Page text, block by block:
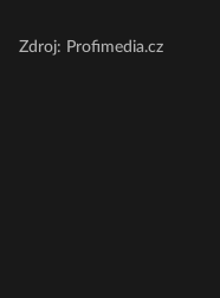
Zdroj: Profimedia.cz